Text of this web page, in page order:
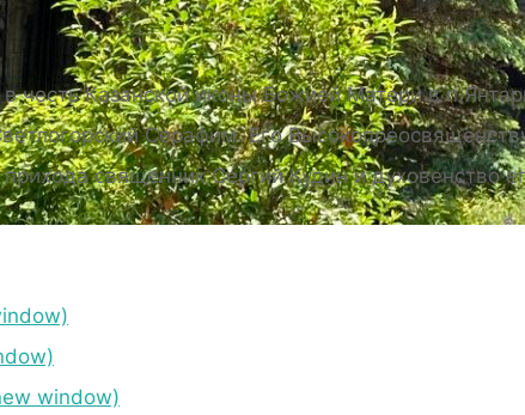
честь Казанской иконы Божией Матери в
Серафим. Его
священник Сергий Кудин и духовенство
window)